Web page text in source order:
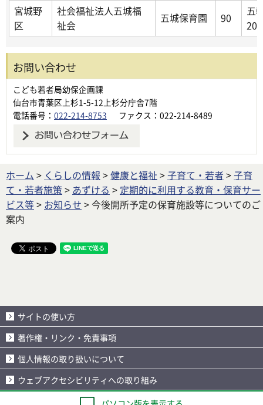
宮城野
区
社会福祉法人五城福
祉会
五城保育園 90
五
20
お問い合わせ
こども若者局幼保企画課
仙台市青葉区上杉1-5-12上杉分庁舎7階
電話番号： 022-214-8753 ファクス：022-214-8489
ホーム > くらしの情報 >健康と福祉 >子育て・若者 >子育
て・若者施策 > あずける > 定期的に利用する教育・保育サー
ビス等> お知らせ > 今後開所予定の保育施設等についてのご
案内
サイトの使い方
著作権・リンク・免責事項
個人情報の取り扱いについて
ウェブアクセシビリティへの取り組み